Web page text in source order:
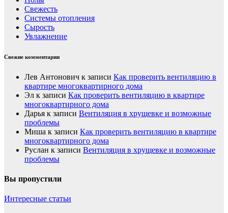
Свежесть
Системы отопления
Сырость
Увлажнение
Свежие комментарии
Лев Антонович к записи Как проверить вентиляцию в
квартире многоквартирного дома
Эл к записи Как проверить вентиляцию в квартире
многоквартирного дома
Дарья к записи Вентиляция в хрущевке и возможные
проблемы
Миша к записи Как проверить вентиляцию в квартире
многоквартирного дома
Руслан к записи Вентиляция в хрущевке и возможные
проблемы
Вы пропустили
Интересные статьи